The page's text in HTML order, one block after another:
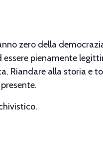
zero della
essere pienamente
Riandare alla storia e